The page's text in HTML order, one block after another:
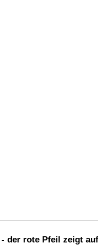
der rote Pfeil zeigt